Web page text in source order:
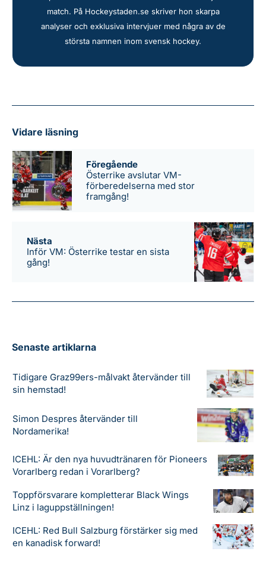
match. På Hockeystaden.se skriver hon skarpa
analyser och exklusiva intervjuer med några av de
största namnen inom svensk hockey.
Vidare läsning
Föregående
Österrike avslutar VM-
förberedelserna med stor
framgång!
Nästa
Inför VM: Österrike testar en sista
gång!
Senaste artiklarna
Tidigare Graz99ers-målvakt återvänder till
sin hemstad!
Simon Despres återvänder till
Nordamerika!
ICEHL: Är den nya huvudtränaren för Pioneers
Vorarlberg redan i Vorarlberg?
Toppförsvarare kompletterar Black Wings
Linz i laguppställningen!
ICEHL: Red Bull Salzburg förstärker sig med
en kanadisk forward!